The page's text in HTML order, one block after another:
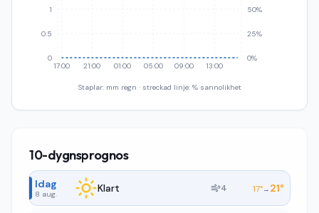
17:00 21:00 01:00 05:00 09:00 13:00
0
0.5
1
0%
25%
50%
Staplar: mm regn · streckad linje: % sannolikhet
10-dygnsprognos
Idag
8 aug. Klart 4 17°→ 21°